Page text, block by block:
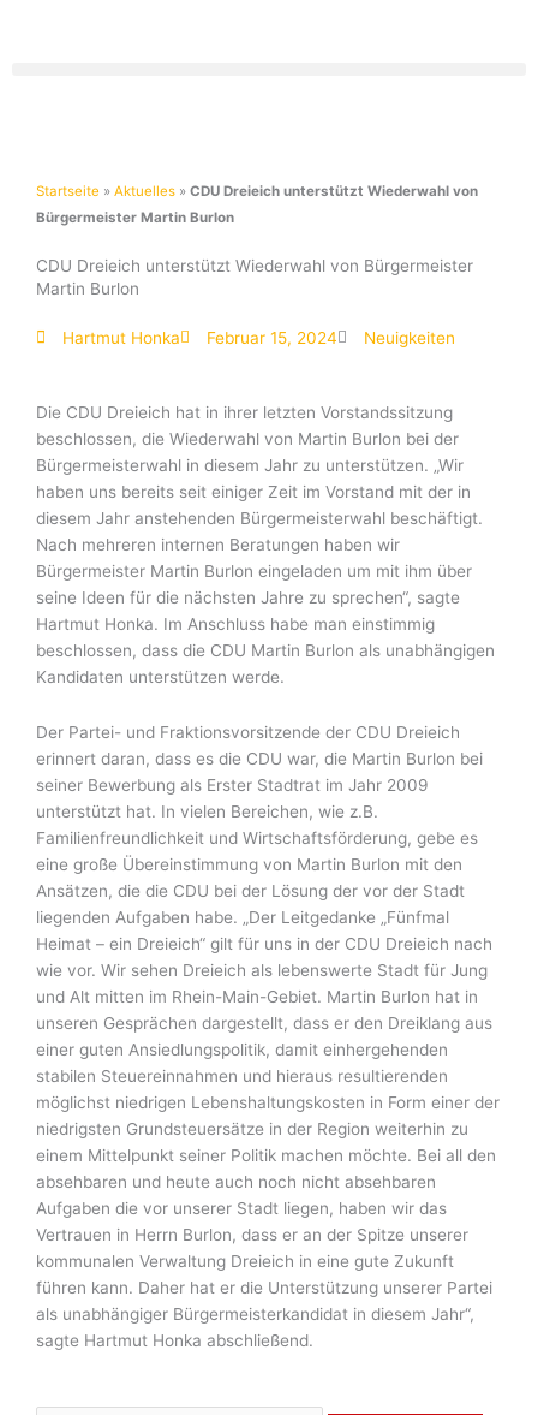
Startseite » Aktuelles » CDU Dreieich unterstützt Wiederwahl von
Bürgermeister Martin Burlon
CDU Dreieich unterstützt Wiederwahl von Bürgermeister
Martin Burlon
Hartmut Honka Februar 15, 2024 Neuigkeiten
Die CDU Dreieich hat in ihrer letzten Vorstandssitzung
beschlossen, die Wiederwahl von Martin Burlon bei der
Bürgermeisterwahl in diesem Jahr zu unterstützen. „Wir
haben uns bereits seit einiger Zeit im Vorstand mit der in
diesem Jahr anstehenden Bürgermeisterwahl beschäftigt.
Nach mehreren internen Beratungen haben wir
Bürgermeister Martin Burlon eingeladen um mit ihm über
seine Ideen für die nächsten Jahre zu sprechen“, sagte
Hartmut Honka. Im Anschluss habe man einstimmig
beschlossen, dass die CDU Martin Burlon als unabhängigen
Kandidaten unterstützen werde.
Der Partei- und Fraktionsvorsitzende der CDU Dreieich
erinnert daran, dass es die CDU war, die Martin Burlon bei
seiner Bewerbung als Erster Stadtrat im Jahr 2009
unterstützt hat. In vielen Bereichen, wie z.B.
Familienfreundlichkeit und Wirtschaftsförderung, gebe es
eine große Übereinstimmung von Martin Burlon mit den
Ansätzen, die die CDU bei der Lösung der vor der Stadt
liegenden Aufgaben habe. „Der Leitgedanke „Fünfmal
Heimat – ein Dreieich“ gilt für uns in der CDU Dreieich nach
wie vor. Wir sehen Dreieich als lebenswerte Stadt für Jung
und Alt mitten im Rhein-Main-Gebiet. Martin Burlon hat in
unseren Gesprächen dargestellt, dass er den Dreiklang aus
einer guten Ansiedlungspolitik, damit einhergehenden
stabilen Steuereinnahmen und hieraus resultierenden
möglichst niedrigen Lebenshaltungskosten in Form einer der
niedrigsten Grundsteuersätze in der Region weiterhin zu
einem Mittelpunkt seiner Politik machen möchte. Bei all den
absehbaren und heute auch noch nicht absehbaren
Aufgaben die vor unserer Stadt liegen, haben wir das
Vertrauen in Herrn Burlon, dass er an der Spitze unserer
kommunalen Verwaltung Dreieich in eine gute Zukunft
führen kann. Daher hat er die Unterstützung unserer Partei
als unabhängiger Bürgermeisterkandidat in diesem Jahr“,
sagte Hartmut Honka abschließend.